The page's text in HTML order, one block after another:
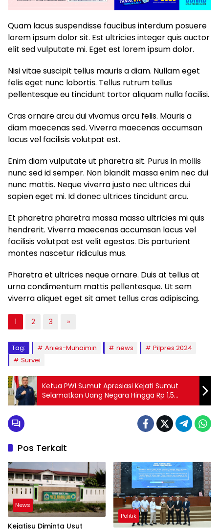
Quam lacus suspendisse faucibus interdum posuere
lorem ipsum dolor sit. Est ultricies integer quis auctor
elit sed vulputate mi. Eget est lorem ipsum dolor.
Nisi vitae suscipit tellus mauris a diam. Nullam eget
felis eget nunc lobortis. Tellus rutrum tellus
pellentesque eu tincidunt tortor aliquam nulla facilisi.
Cras ornare arcu dui vivamus arcu felis. Mauris a
diam maecenas sed. Viverra maecenas accumsan
lacus vel facilisis volutpat est.
Enim diam vulputate ut pharetra sit. Purus in mollis
nunc sed id semper. Non blandit massa enim nec dui
nunc mattis. Neque viverra justo nec ultrices dui
sapien eget mi. Id donec ultrices tincidunt arcu.
Et pharetra pharetra massa massa ultricies mi quis
hendrerit. Viverra maecenas accumsan lacus vel
facilisis volutpat est velit egestas. Dis parturient
montes nascetur ridiculus mus.
Pharetra et ultrices neque ornare. Duis at tellus at
urna condimentum mattis pellentesque. Ut sem
viverra aliquet eget sit amet tellus cras adipiscing.
1 2 3 »
Tag: Anies-Muhaimin news
Pilpres 2024
Survei
Ketua PWI Sumut Apresiasi Kejati Sumut
Selamatkan Uang Negara Hingga Rp 1,5
Triliun
Pos Terkait
News
Kejatisu Diminta Usut
Politik